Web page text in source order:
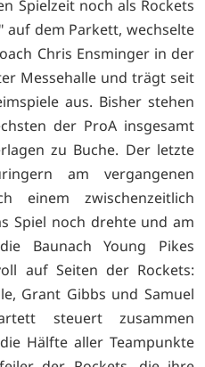
Spielzeit noch als Rockets
auf dem Parkett, wechselte
Chris Ensminger in der
Messehalle und trägt seit
aus. Bisher stehen
der ProA insgesamt
zu Buche. Der letzte
am vergangenen
einem zwischenzeitlich
Spiel noch drehte und am
Baunach Young Pikes
auf Seiten der Rockets:
Grant Gibbs und Samuel
steuert zusammen
Hälfte aller Teampunkte